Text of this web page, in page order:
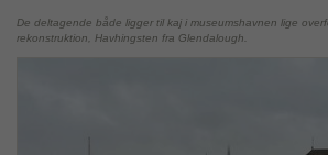
De deltagende både ligger til kaj i museumshavnen lige
rekonstruktion, Havhingsten fra Glendalough.